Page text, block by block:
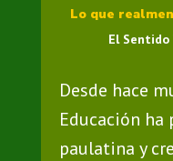
Lo que
El
Desde hace
Educación ha
paulatina y